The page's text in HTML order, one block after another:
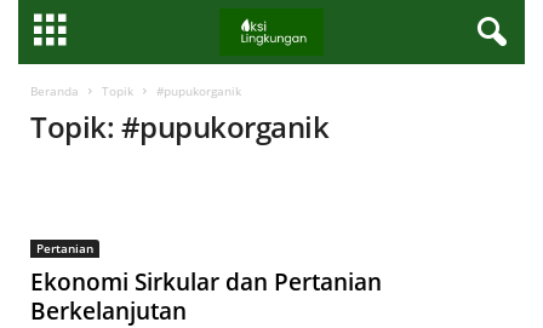
Beranda Topik #pupukorganik
Topik: #pupukorganik
Pertanian
Ekonomi Sirkular dan Pertanian
Berkelanjutan